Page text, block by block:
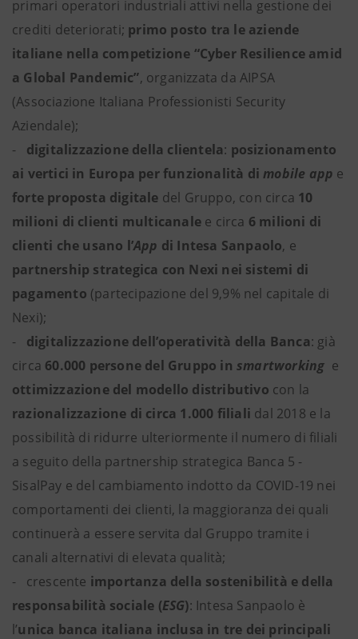
primari operatori industriali attivi nella gestione dei
crediti deteriorati; primo posto tra le aziende
italiane nella competizione “Cyber Resilience amid
a Global Pandemic”, organizzata da AIPSA
(Associazione Italiana Professionisti Security
Aziendale);
- digitalizzazione della clientela: posizionamento
ai vertici in Europa per funzionalità dimobile app e
forte proposta digitale del Gruppo, con circa 10
milioni di clienti multicanale e circa 6 milioni di
clienti che usano l’App di Intesa Sanpaolo, e
partnership strategica con Nexi nei sistemi di
pagamento (partecipazione del 9,9% nel capitale di
Nexi);
- digitalizzazione dell’operatività della Banca: già
circa 60.000 persone del Gruppo insmartworking e
ottimizzazione del modello distributivo con la
razionalizzazione di circa 1.000 filiali dal 2018 e la
possibilità di ridurre ulteriormente il numero di filiali
a seguito della partnership strategica Banca 5 -
SisalPay e del cambiamento indotto da COVID-19 nei
comportamenti dei clienti, la maggioranza dei quali
continuerà a essere servita dal Gruppo tramite i
canali alternativi di elevata qualità;
- crescente importanza della sostenibilità e della
responsabilità sociale (ESG): Intesa Sanpaolo è
l’unica banca italiana inclusa in tre dei principali